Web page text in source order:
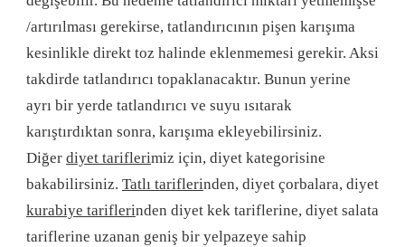
/artırılması gerekirse, tatlandırıcının pişen karışıma
kesinlikle direkt toz halinde eklenmemesi gerekir. Aksi
takdirde tatlandırıcı topaklanacaktır. Bunun yerine
ayrı bir yerde tatlandırıcı ve suyu ısıtarak
karıştırdıktan sonra, karışıma ekleyebilirsiniz.
Diğer diyet tariflerimiz için, diyet kategorisine
bakabilirsiniz. Tatlı tariflerinden, diyet çorbalara, diyet
kurabiye tariflerinden diyet kek tariflerine, diyet salata
tariflerine uzanan geniş bir yelpazeye sahip